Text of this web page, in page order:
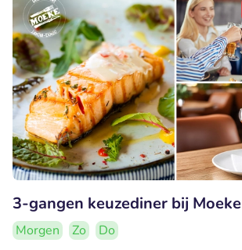
3-gangen keuzediner bij Moeke
Morgen Zo
Do